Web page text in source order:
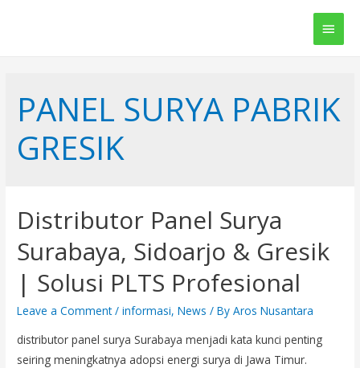
Main
PANEL SURYA PABRIK
GRESIK
Distributor Panel Surya
Surabaya, Sidoarjo & Gresik
| Solusi PLTS Profesional
Leave a Comment /informasi,News / ByAros Nusantara
distributor panel surya Surabaya menjadi kata kunci penting
seiring meningkatnya adopsi energi surya di Jawa Timur.